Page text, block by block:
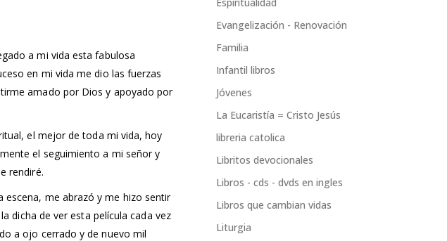
a mi vida esta fabulosa
en mi vida me dio las fuerzas
amado por Dios y apoyado por
el mejor de toda mi vida, hoy
el seguimiento a mi señor y
rendiré.
escena, me abrazó y me hizo sentir
dicha de ver esta película cada vez
a ojo cerrado y de nuevo mil
Evangelización - Renovación
Familia
Infantil libros
Jóvenes
La Eucaristía = Cristo Jesús
libreria catolica
Libritos devocionales
Libros - cds - dvds en ingles
Libros que cambian vidas
Liturgia